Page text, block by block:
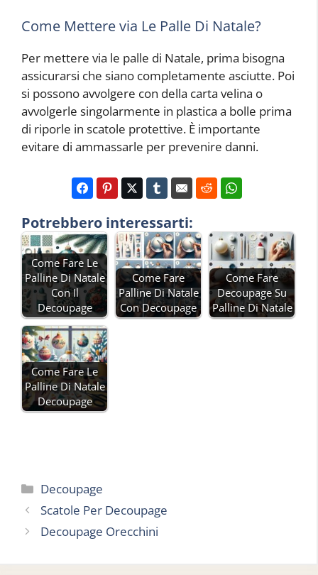
Come Mettere via Le Palle Di Natale?
Per mettere via le palle di Natale, prima bisogna
assicurarsi che siano completamente asciutte. Poi
si possono avvolgere con della carta velina o
avvolgerle singolarmente in plastica a bolle prima
di riporle in scatole protettive. È importante
evitare di ammassarle per prevenire danni.
Potrebbero interessarti:
Come Fare Le
Palline Di Natale
Con Il
Decoupage
Come Fare
Palline Di Natale
Con Decoupage
Come Fare
Decoupage Su
Palline Di Natale
Come Fare Le
Palline Di Natale
Decoupage
Categorie
Decoupage
Scatole Per Decoupage
Decoupage Orecchini